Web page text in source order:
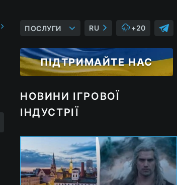
ПОСЛУГИ RU +20
ПІДТРИМАЙТЕ НАС
НОВИНИ ІГРОВОЇ
ІНДУСТРІЇ